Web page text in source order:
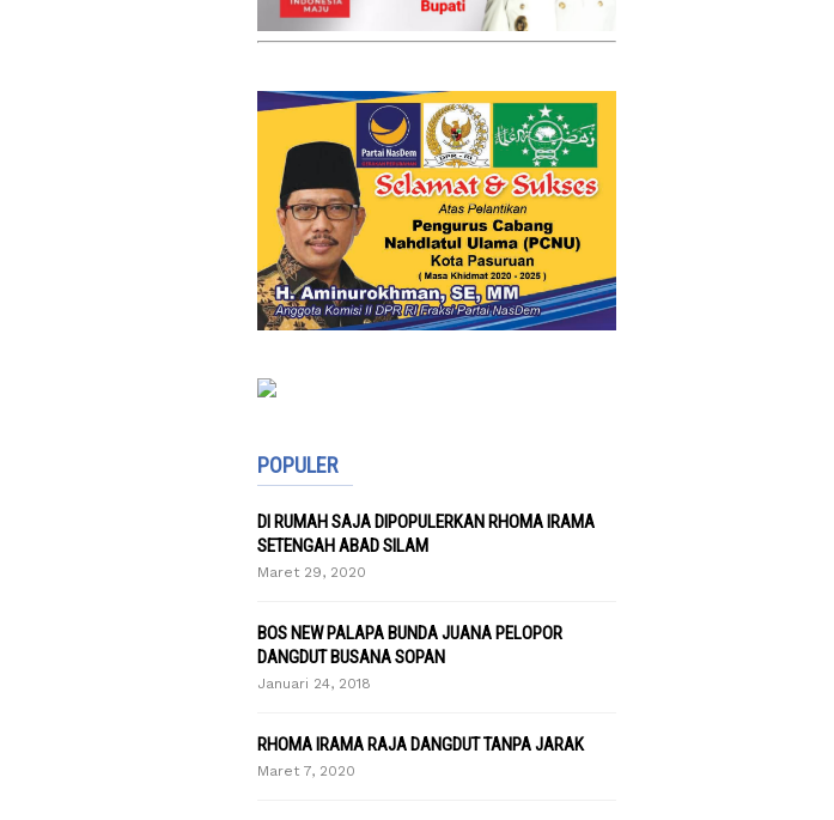
POPULER
DI RUMAH SAJA DIPOPULERKAN RHOMA IRAMA
SETENGAH ABAD SILAM
Maret 29, 2020
BOS NEW PALAPA BUNDA JUANA PELOPOR
DANGDUT BUSANA SOPAN
Januari 24, 2018
RHOMA IRAMA RAJA DANGDUT TANPA JARAK
Maret 7, 2020